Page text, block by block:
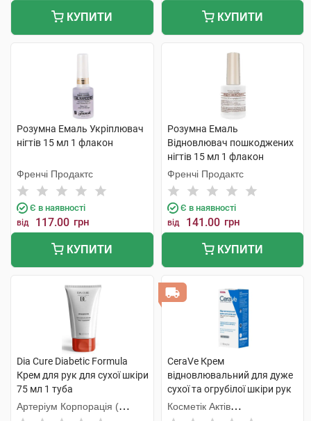
КУПИТИ КУПИТИ
Розумна Емаль Укріплювач
нігтів 15 мл 1 флакон
Френчі Продактс
Є в наявності
від 117.00 грн
КУПИТИ
Розумна Емаль
Відновлювач пошкоджених
нігтів 15 мл 1 флакон
Френчі Продактс
Є в наявності
від 141.00 грн
КУПИТИ
Dia Cure Diabetic Formula
Крем для рук для сухої шкіри
75 мл 1 туба
Артеріум Корпорація (
CeraVe Крем
відновлювальний для дуже
сухої та огрубілої шкіри рук
50 мл 1 туба
Косметік Актів